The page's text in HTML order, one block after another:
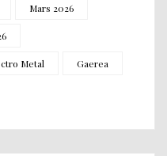
Mars 2026
Metal Gaerea